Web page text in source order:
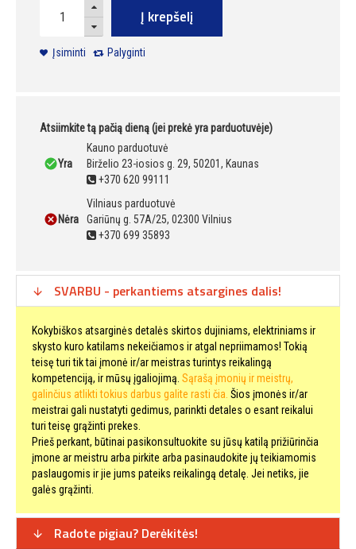
Į krepšelį
Įsiminti Palyginti
Atsiimkite tą pačią dieną (jei prekė yra parduotuvėje)
Yra
Kauno parduotuvė
Birželio 23-iosios g. 29, 50201, Kaunas
+370 620 99111
Nėra
Vilniaus parduotuvė
Gariūnų g. 57A/25, 02300 Vilnius
+370 699 35893
SVARBU - perkantiems atsargines dalis!
Kokybiškos atsarginės detalės skirtos dujiniams, elektriniams ir
skysto kuro katilams nekeičiamos ir atgal nepriimamos! Tokią
teisę turi tik tai įmonė ir/ar meistras turintys reikalingą
kompetenciją, ir mūsų įgaliojimą. Sąrašą įmonių ir meistrų,
galinčius atlikti tokius darbus galite rasti čia. Šios įmonės ir/ar
meistrai gali nustatyti gedimus, parinkti detales o esant reikalui
turi teisę grąžinti prekes.
Prieš perkant, būtinai pasikonsultuokite su jūsų katilą prižiūrinčia
įmone ar meistru arba pirkite arba pasinaudokite jų teikiamomis
paslaugomis ir jie jums pateiks reikalingą detalę. Jei netiks, jie
galės grąžinti.
Radote pigiau? Derėkitės!